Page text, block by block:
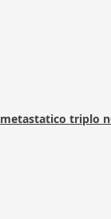
triplo